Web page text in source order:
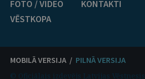
FOTO / VIDEO
VĒSTKOPA
KONTAKTI
MOBILĀ VERSIJA / PILNĀ VERSIJA
© Oficiālais izdevējs Latvijas Vēstnesis